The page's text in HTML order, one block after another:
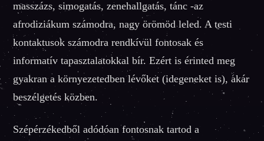
masszázs, simogatás, zenehallgatás, tánc -az
afrodiziákum számodra, nagy örömöd leled. A testi
kontaktusok számodra rendkívül fontosak és
informatív tapasztalatokkal bír. Ezért is érinted meg
gyakran a környezetedben lévőket (idegeneket is), akár
beszélgetés közben.
Szépérzékedből adódóan fontosnak tartod a